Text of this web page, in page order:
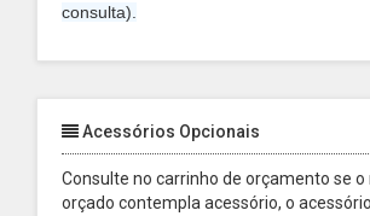
consulta).
Acessórios Opcionais
Consulte no carrinho de orçamento se o
orçado contempla acessório, o